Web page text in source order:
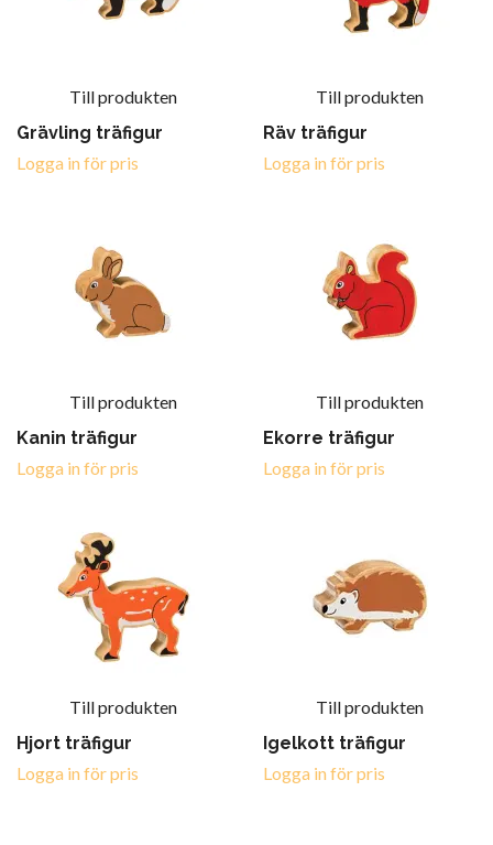
Till produkten
Grävling träfigur
Logga in för pris
Till produkten
Räv träfigur
Logga in för pris
Till produkten
Kanin träfigur
Logga in för pris
Till produkten
Ekorre träfigur
Logga in för pris
Till produkten
Hjort träfigur
Logga in för pris
Till produkten
Igelkott träfigur
Logga in för pris